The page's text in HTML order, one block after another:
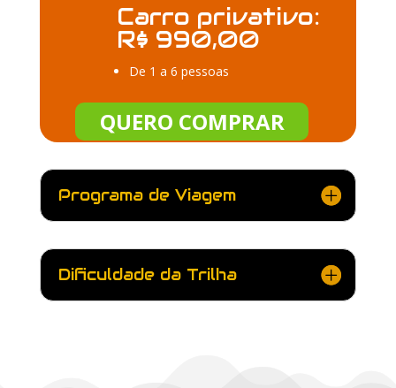
Carro privativo:
R$ 990,00
De 1 a 6 pessoas
QUERO COMPRAR
Programa de Viagem
Dificuldade da Trilha